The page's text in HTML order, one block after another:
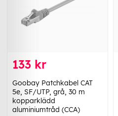
133 kr
Goobay Patchkabel CAT
5e, SF/UTP, grå, 30 m
kopparklädd
aluminiumtråd (CCA)